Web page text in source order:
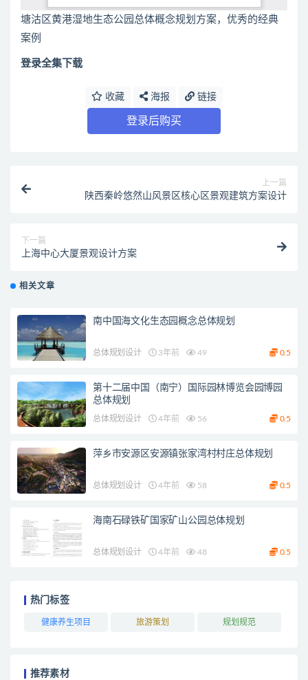
塘沽区黄港湿地生态公园总体概念规划方案，优秀的经典
案例
登录全集下载
收藏 海报 链接
登录后购买
上一篇
陕西秦岭悠然山风景区核心区景观建筑方案设计
下一篇
上海中心大厦景观设计方案
相关文章
南中国海文化生态园概念总体规划
总体规划设计 3年前 49 0.5
第十二届中国（南宁）国际园林博览会园博园
总体规划
总体规划设计 4年前 56 0.5
萍乡市安源区安源镇张家湾村村庄总体规划
总体规划设计 4年前 58 0.5
海南石碌铁矿国家矿山公园总体规划
总体规划设计 4年前 48 0.5
热门标签
健康养生项目 旅游策划 规划规范
推荐素材